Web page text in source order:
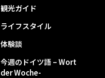
観光ガイド
ライフスタイル
体験談
今週のドイツ語 – Wort
der Woche-